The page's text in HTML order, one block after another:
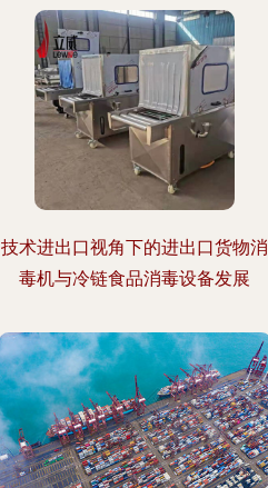
技术进出口视角下的进出口货物消
毒机与冷链食品消毒设备发展